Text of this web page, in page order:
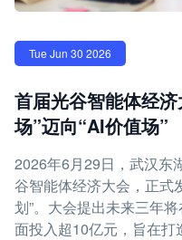
Tue Jun 30 2026
首届光谷智能体经
场”迈向“AI价值场”
2026年6月29日，武汉东
谷智能体经济大会，正式
划”。大会提出未来三年
面投入超10亿元，旨在